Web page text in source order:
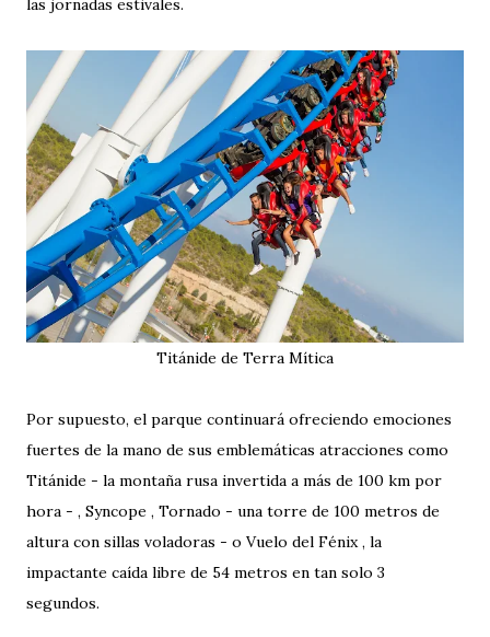
las jornadas estivales.
Titánide de Terra Mítica
Por supuesto, el parque continuará ofreciendo emociones
fuertes de la mano de sus emblemáticas atracciones como
Titánide - la montaña rusa invertida a más de 100 km por
hora - , Syncope , Tornado - una torre de 100 metros de
altura con sillas voladoras - o Vuelo del Fénix , la
impactante caída libre de 54 metros en tan solo 3
segundos.